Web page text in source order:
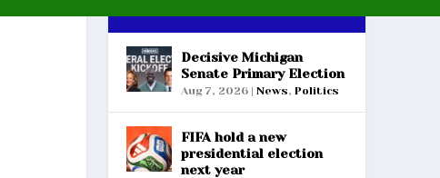
Decisive Michigan
Senate Primary Election
Aug 7, 2026| News, Politics
FIFA hold a new
presidential election
next year